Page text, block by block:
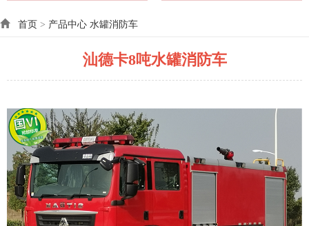
首页 > 产品中心 水罐消防车
汕德卡8吨水罐消防车